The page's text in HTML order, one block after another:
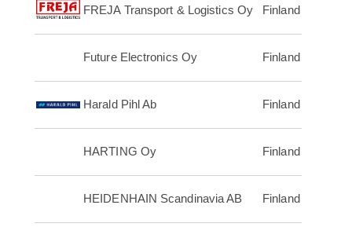
FREJA Transport & Logistics Oy Finland
Future Electronics Oy Finland
Harald Pihl Ab Finland
HARTING Oy Finland
HEIDENHAIN Scandinavia AB Finland